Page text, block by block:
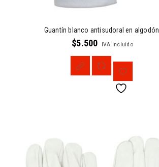
Guantín blanco antisudoral en algodón
$5.500 IVA Incluido